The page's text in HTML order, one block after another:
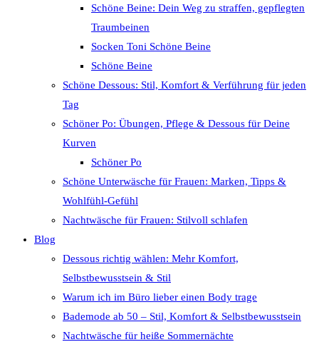
Schöne Beine: Dein Weg zu straffen, gepflegten
Traumbeinen
Socken Toni Schöne Beine
Schöne Beine
Schöne Dessous: Stil, Komfort & Verführung für jeden
Tag
Schöner Po: Übungen, Pflege & Dessous für Deine
Kurven
Schöner Po
Schöne Unterwäsche für Frauen: Marken, Tipps &
Wohlfühl-Gefühl
Nachtwäsche für Frauen: Stilvoll schlafen
Blog
Dessous richtig wählen: Mehr Komfort,
Selbstbewusstsein & Stil
Warum ich im Büro lieber einen Body trage
Bademode ab 50 – Stil, Komfort & Selbstbewusstsein
Nachtwäsche für heiße Sommernächte